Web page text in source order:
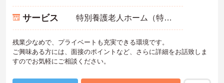
サービス 特別養護老人ホーム（特養）
残業少なめで、プライベートも充実できる環境です。
ご興味ある方には、面接のポイントなど、さらに詳細をお話致しま
すのでお気軽にご相談ください。